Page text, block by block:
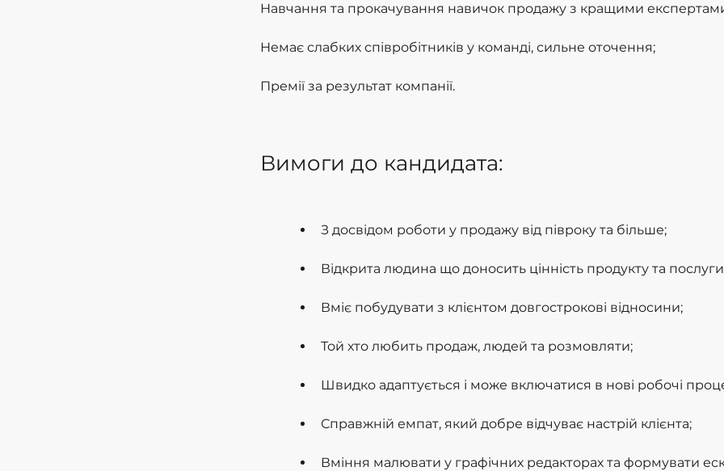
Вимоги до кандидата:
Навчання та прокачування навичок продажу з кращими
Немає слабких співробітників у команді, сильне оточення;
Премії за результат компанії.
Вимоги до кандидата:
З досвідом роботи у продажу від півроку та більше;
Відкрита людина що доносить цінність продукту та
Вміє побудувати з клієнтом довгострокові відносини;
Той хто любить продаж, людей та розмовляти;
Швидко адаптується і може включатися в нові робочі
Справжній емпат, який добре відчуває настрій клієнта;
Вміння малювати у графічних редакторах та формувати